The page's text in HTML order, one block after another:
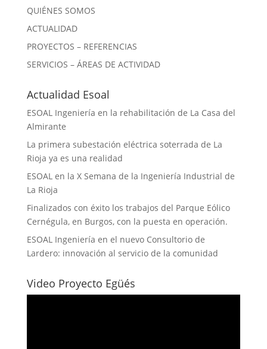
QUIÉNES SOMOS
ACTUALIDAD
PROYECTOS – REFERENCIAS
SERVICIOS – ÁREAS DE ACTIVIDAD
Actualidad Esoal
ESOAL Ingeniería en la rehabilitación de La Casa del
Almirante
La primera subestación eléctrica soterrada de La
Rioja ya es una realidad
ESOAL en la X Semana de la Ingeniería Industrial de
La Rioja
Finalizados con éxito los trabajos del Parque Eólico
Cernégula, en Burgos, con la puesta en operación.
ESOAL Ingeniería en el nuevo Consultorio de
Lardero: innovación al servicio de la comunidad
Video Proyecto Egüés